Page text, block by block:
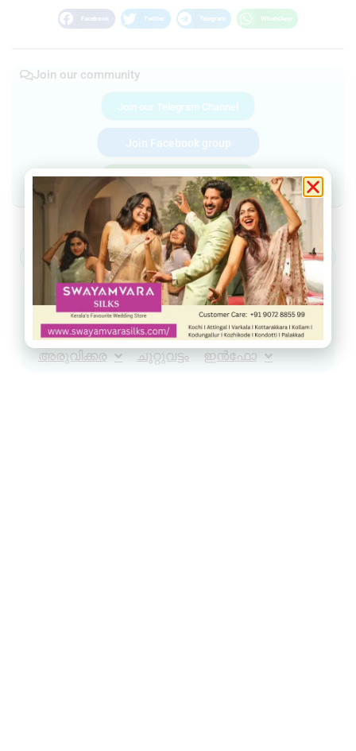
Facebook Twitter Telegram WhatsApp
Join our community
Join our Telegram Channel
Join Facebook group
Join WhatsApp Community
ആറ്റിങ്ങൽ വർക്കല ചിറയിൻകീഴ്
നെടുമങ്ങാട് വാമനപുരം കാട്ടാക്കട
അരുവിക്കര ചുറ്റുവട്ടം ഇൻഫോ